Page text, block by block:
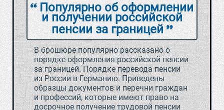
Популярно об оформлении
и получении российской
пенсии за границей
В брошюре популярно рассказано о
порядке оформления российской пенсии
за границей. Порядке перевода пенсии
из России в Германию. Приведены
образцы документов и перечни граждан
и профессий, которые имеют право на
досрочное получение трудовой пенсии